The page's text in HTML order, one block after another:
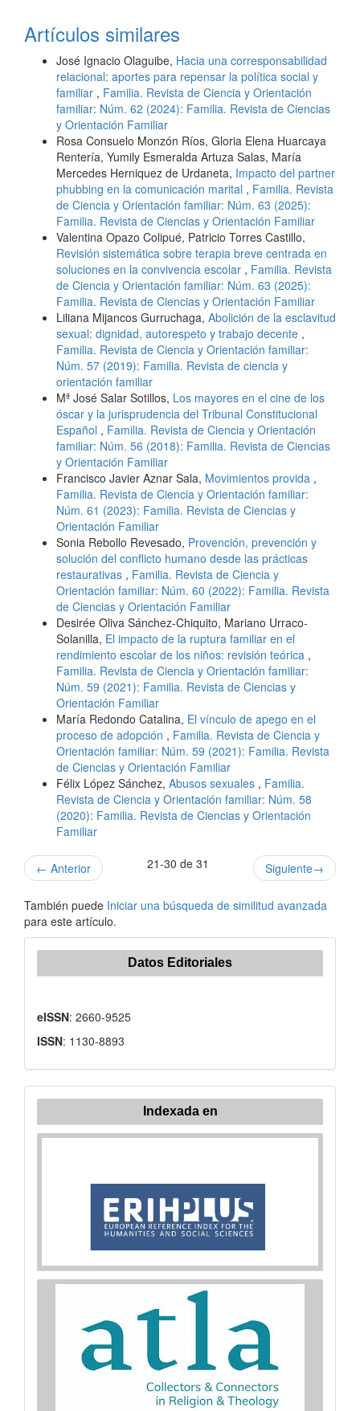
Artículos similares
José Ignacio Olaguibe, Hacia una corresponsabilidad
relacional: aportes para repensar la política social y
familiar , Familia. Revista de Ciencia y Orientación
familiar: Núm. 62 (2024): Familia. Revista de Ciencias
y Orientación Familiar
Rosa Consuelo Monzón Ríos, Gloria Elena Huarcaya
Rentería, Yumily Esmeralda Artuza Salas, María
Mercedes Herniquez de Urdaneta, Impacto del partner
phubbing en la comunicación marital , Familia. Revista
de Ciencia y Orientación familiar: Núm. 63 (2025):
Familia. Revista de Ciencias y Orientación Familiar
Valentina Opazo Colipué, Patricio Torres Castillo,
Revisión sistemática sobre terapia breve centrada en
soluciones en la convivencia escolar , Familia. Revista
de Ciencia y Orientación familiar: Núm. 63 (2025):
Familia. Revista de Ciencias y Orientación Familiar
Liliana Mijancos Gurruchaga, Abolición de la esclavitud
sexual: dignidad, autorespeto y trabajo decente ,
Familia. Revista de Ciencia y Orientación familiar:
Núm. 57 (2019): Familia. Revista de ciencia y
orientación familiar
Mª José Salar Sotillos, Los mayores en el cine de los
óscar y la jurisprudencia del Tribunal Constitucional
Español , Familia. Revista de Ciencia y Orientación
familiar: Núm. 56 (2018): Familia. Revista de Ciencias
y Orientación Familiar
Francisco Javier Aznar Sala, Movimientos provida ,
Familia. Revista de Ciencia y Orientación familiar:
Núm. 61 (2023): Familia. Revista de Ciencias y
Orientación Familiar
Sonia Rebollo Revesado, Provención, prevención y
solución del conflicto humano desde las prácticas
restaurativas , Familia. Revista de Ciencia y
Orientación familiar: Núm. 60 (2022): Familia. Revista
de Ciencias y Orientación Familiar
Desirée Oliva Sánchez-Chiquito, Mariano Urraco-
Solanilla, El impacto de la ruptura familiar en el
rendimiento escolar de los niños: revisión teórica ,
Familia. Revista de Ciencia y Orientación familiar:
Núm. 59 (2021): Familia. Revista de Ciencias y
Orientación Familiar
María Redondo Catalina, El vínculo de apego en el
proceso de adopción , Familia. Revista de Ciencia y
Orientación familiar: Núm. 59 (2021): Familia. Revista
de Ciencias y Orientación Familiar
Félix López Sánchez, Abusos sexuales , Familia.
Revista de Ciencia y Orientación familiar: Núm. 58
(2020): Familia. Revista de Ciencias y Orientación
Familiar
← Anterior 21-30 de 31 Siguiente→
También puede Iniciar una búsqueda de similitud avanzada
para este artículo.
Datos Editoriales
eISSN: 2660-9525
ISSN: 1130-8893
Indexada en